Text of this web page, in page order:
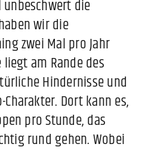
die
wir die
zwei Mal pro Jahr
am Rande des
Hindernisse und
Dort kann es,
pro Stunde, das
rund gehen. Wobei